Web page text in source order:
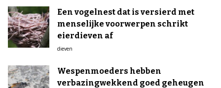
Een vogelnest dat is versierd met
menselijke voorwerpen schrikt
eierdieven af
dieven
Wespenmoeders hebben
verbazingwekkend goed geheugen